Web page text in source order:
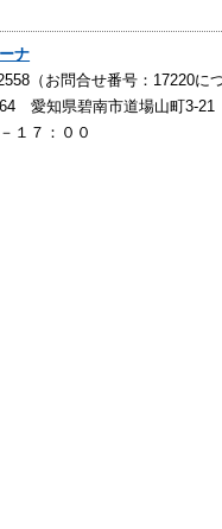
ナ
（お問合せ番号：17220に
愛知県碧南市道場山町3-21
１７：００